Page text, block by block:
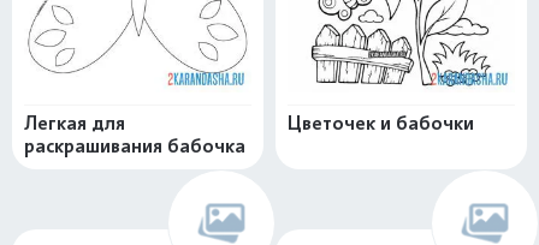
Легкая для
раскрашивания бабочка
Цветочек и бабочки